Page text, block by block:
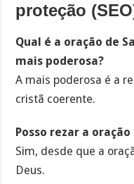
proteção
Qual é a oração de
mais poderosa?
A mais poderosa é a
cristã coerente.
Posso rezar a
Sim, desde que a
Deus.